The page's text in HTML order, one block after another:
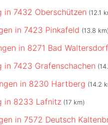
in 7432 Oberschützen (12.1
in 7423 Pinkafeld (13.8 km)
in 8271 Bad Waltersdorf
in 7423 Grafenschachen
in 8230 Hartberg (14.2
in 8233 Lafnitz (17 km)
in 7572 Deutsch